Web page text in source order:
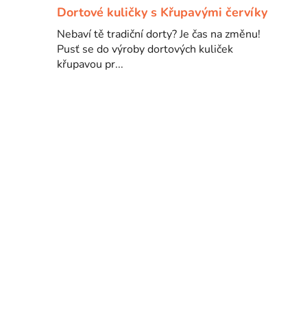
Dortové kuličky s Křupavými červíky
Nebaví tě tradiční dorty? Je čas na změnu!
Pusť se do výroby dortových kuliček
křupavou pr...